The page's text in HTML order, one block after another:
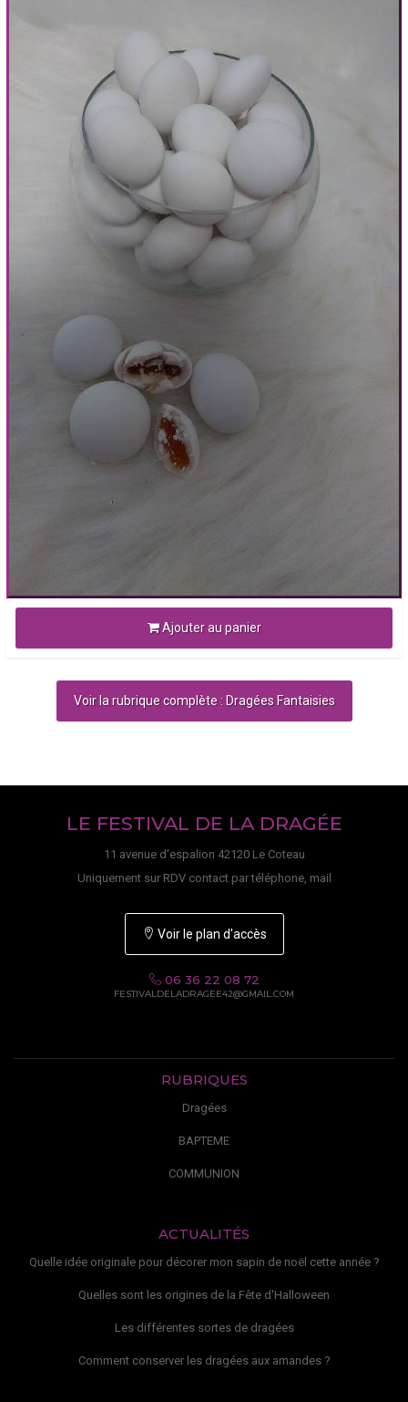
Ajouter au panier
Voir la rubrique complète : Dragées Fantaisies
LE FESTIVAL DE LA DRAGÉE
11 avenue d'espalion 42120 Le Coteau
Uniquement sur RDV contact par téléphone, mail
Voir le plan d'accès
06 36 22 08 72
FESTIVALDELADRAGEE42@GMAIL.COM
RUBRIQUES
Dragées
BAPTEME
COMMUNION
ACTUALITÉS
Quelle idée originale pour décorer mon sapin de noël cette année ?
Quelles sont les origines de la Fête d'Halloween
Les différentes sortes de dragées
Comment conserver les dragées aux amandes ?